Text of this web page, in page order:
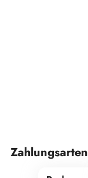
Zahlungsarten